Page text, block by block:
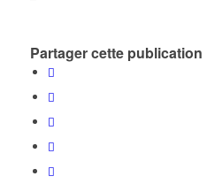
Partager cette publication